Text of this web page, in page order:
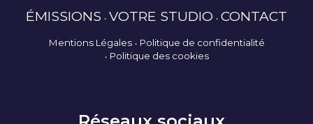
ÉMISSIONS VOTRE STUDIO CONTACT
Mentions Légales
Politique de confidentialité
Politique des cookies